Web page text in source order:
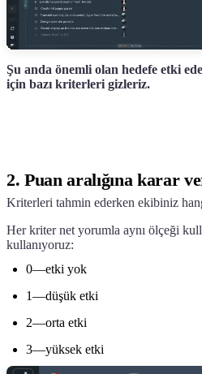
Şu anda önemli olan hedefe etki
için bazı kriterleri gizleriz.
2. Puan aralığına karar
Kriterleri tahmin ederken ekibiniz
Her kriter net yorumla aynı ölçeği
kullanıyoruz:
0—etki yok
1—düşük etki
2—orta etki
3—yüksek etki